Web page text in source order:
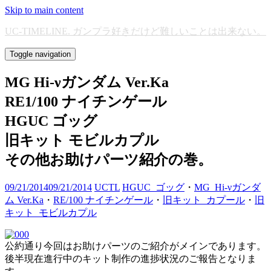
Skip to main content
UC-TIMELINE. ガンプラ好きだけど難しいことは出来ない。
Toggle navigation
MG Hi-νガンダム Ver.Ka
RE1/100 ナイチンゲール
HGUC ゴッグ
旧キット モビルカプル
その他お助けパーツ紹介の巻。
09/21/201409/21/2014 UCTL HGUC_ゴッグ ・ MG_Hi-νガンダ
ム Ver.Ka ・ RE/100 ナイチンゲール ・ 旧キット_カプール ・
旧
キット_モビルカプル
公約通り今回はお助けパーツのご紹介がメインであります。
後半現在進行中のキット制作の進捗状況のご報告となりま